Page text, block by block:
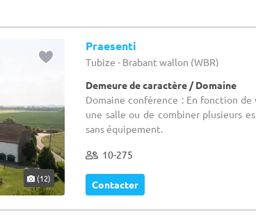
(12)
Praesenti
Tubize - Brabant wallon (WBR)
Demeure de caractère / Domaine
Domaine conférence : En fonction
une salle ou de combiner plusieurs
sans équipement.
10-275
Contacter